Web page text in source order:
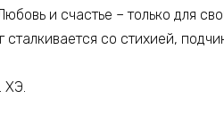
и счастье – только для
со стихией,
ХЭ.